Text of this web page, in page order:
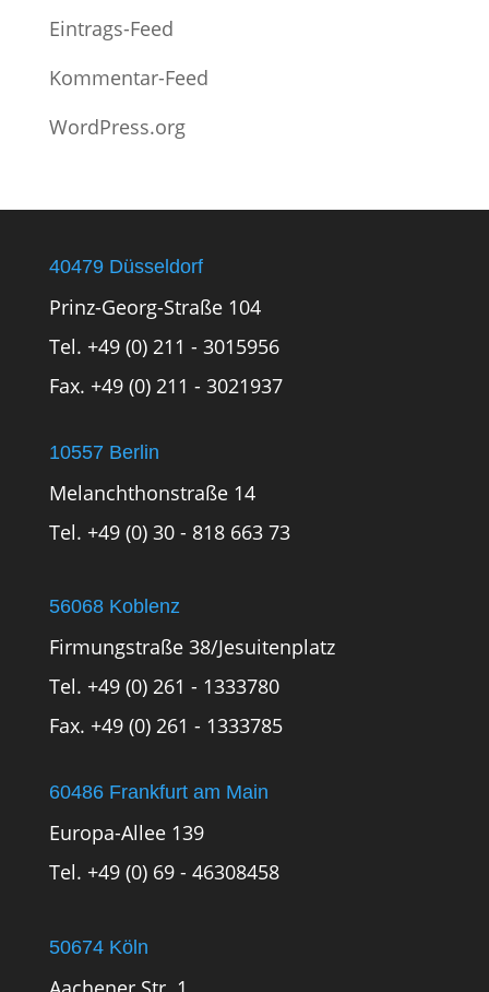
Eintrags-Feed
Kommentar-Feed
WordPress.org
40479 Düsseldorf
Prinz-Georg-Straße 104
Tel. +49 (0) 211 - 3015956
Fax. +49 (0) 211 - 3021937
10557 Berlin
Melanchthonstraße 14
Tel. +49 (0) 30 - 818 663 73
56068 Koblenz
Firmungstraße 38/Jesuitenplatz
Tel. +49 (0) 261 - 1333780
Fax. +49 (0) 261 - 1333785
60486 Frankfurt am Main
Europa-Allee 139
Tel. +49 (0) 69 - 46308458
50674 Köln